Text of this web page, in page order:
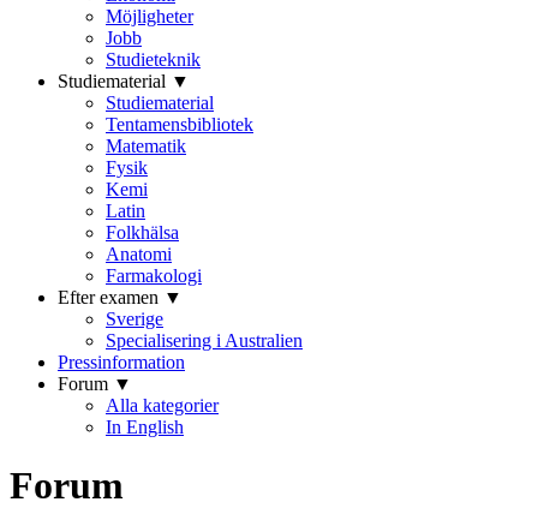
Möjligheter
Jobb
Studieteknik
Studiematerial ▼
Studiematerial
Tentamensbibliotek
Matematik
Fysik
Kemi
Latin
Folkhälsa
Anatomi
Farmakologi
Efter examen ▼
Sverige
Specialisering i Australien
Pressinformation
Forum ▼
Alla kategorier
In English
Forum